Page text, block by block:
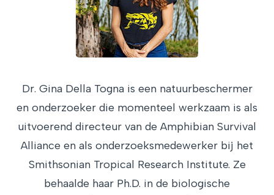
Dr. Gina Della Togna is een natuurbeschermer
en onderzoeker die momenteel werkzaam is als
uitvoerend directeur van de Amphibian Survival
Alliance en als onderzoeksmedewerker bij het
Smithsonian Tropical Research Institute. Ze
behaalde haar Ph.D. in de biologische